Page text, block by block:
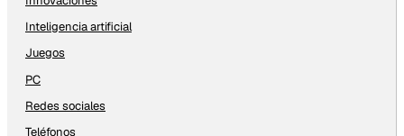
Inteligencia artificial
Juegos
PC
Redes sociales
Teléfonos